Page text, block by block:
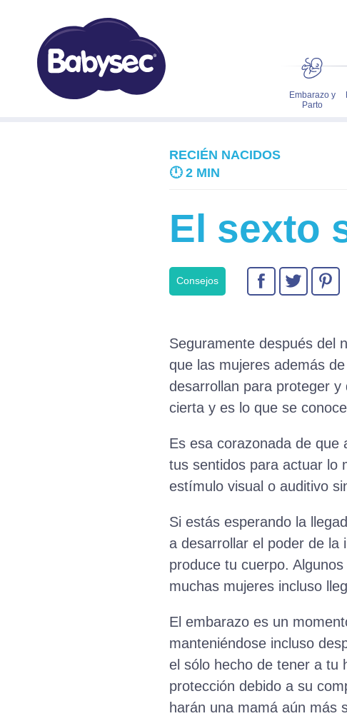
Embarazo y
Parto
RECIÉN NACIDOS
🕛 2 MIN
El sexto
Consejos
Seguramente después del
que las mujeres además
desarrollan para proteger
cierta y es lo que se
Es esa corazonada de que
tus sentidos para actuar lo
estímulo visual o auditivo
Si estás esperando la
a desarrollar el poder de la
produce tu cuerpo.
muchas mujeres incluso
El embarazo es un
manteniéndose incluso
el sólo hecho de tener a tu
protección debido a su
harán una mamá aún más